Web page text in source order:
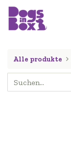
Alle produkte